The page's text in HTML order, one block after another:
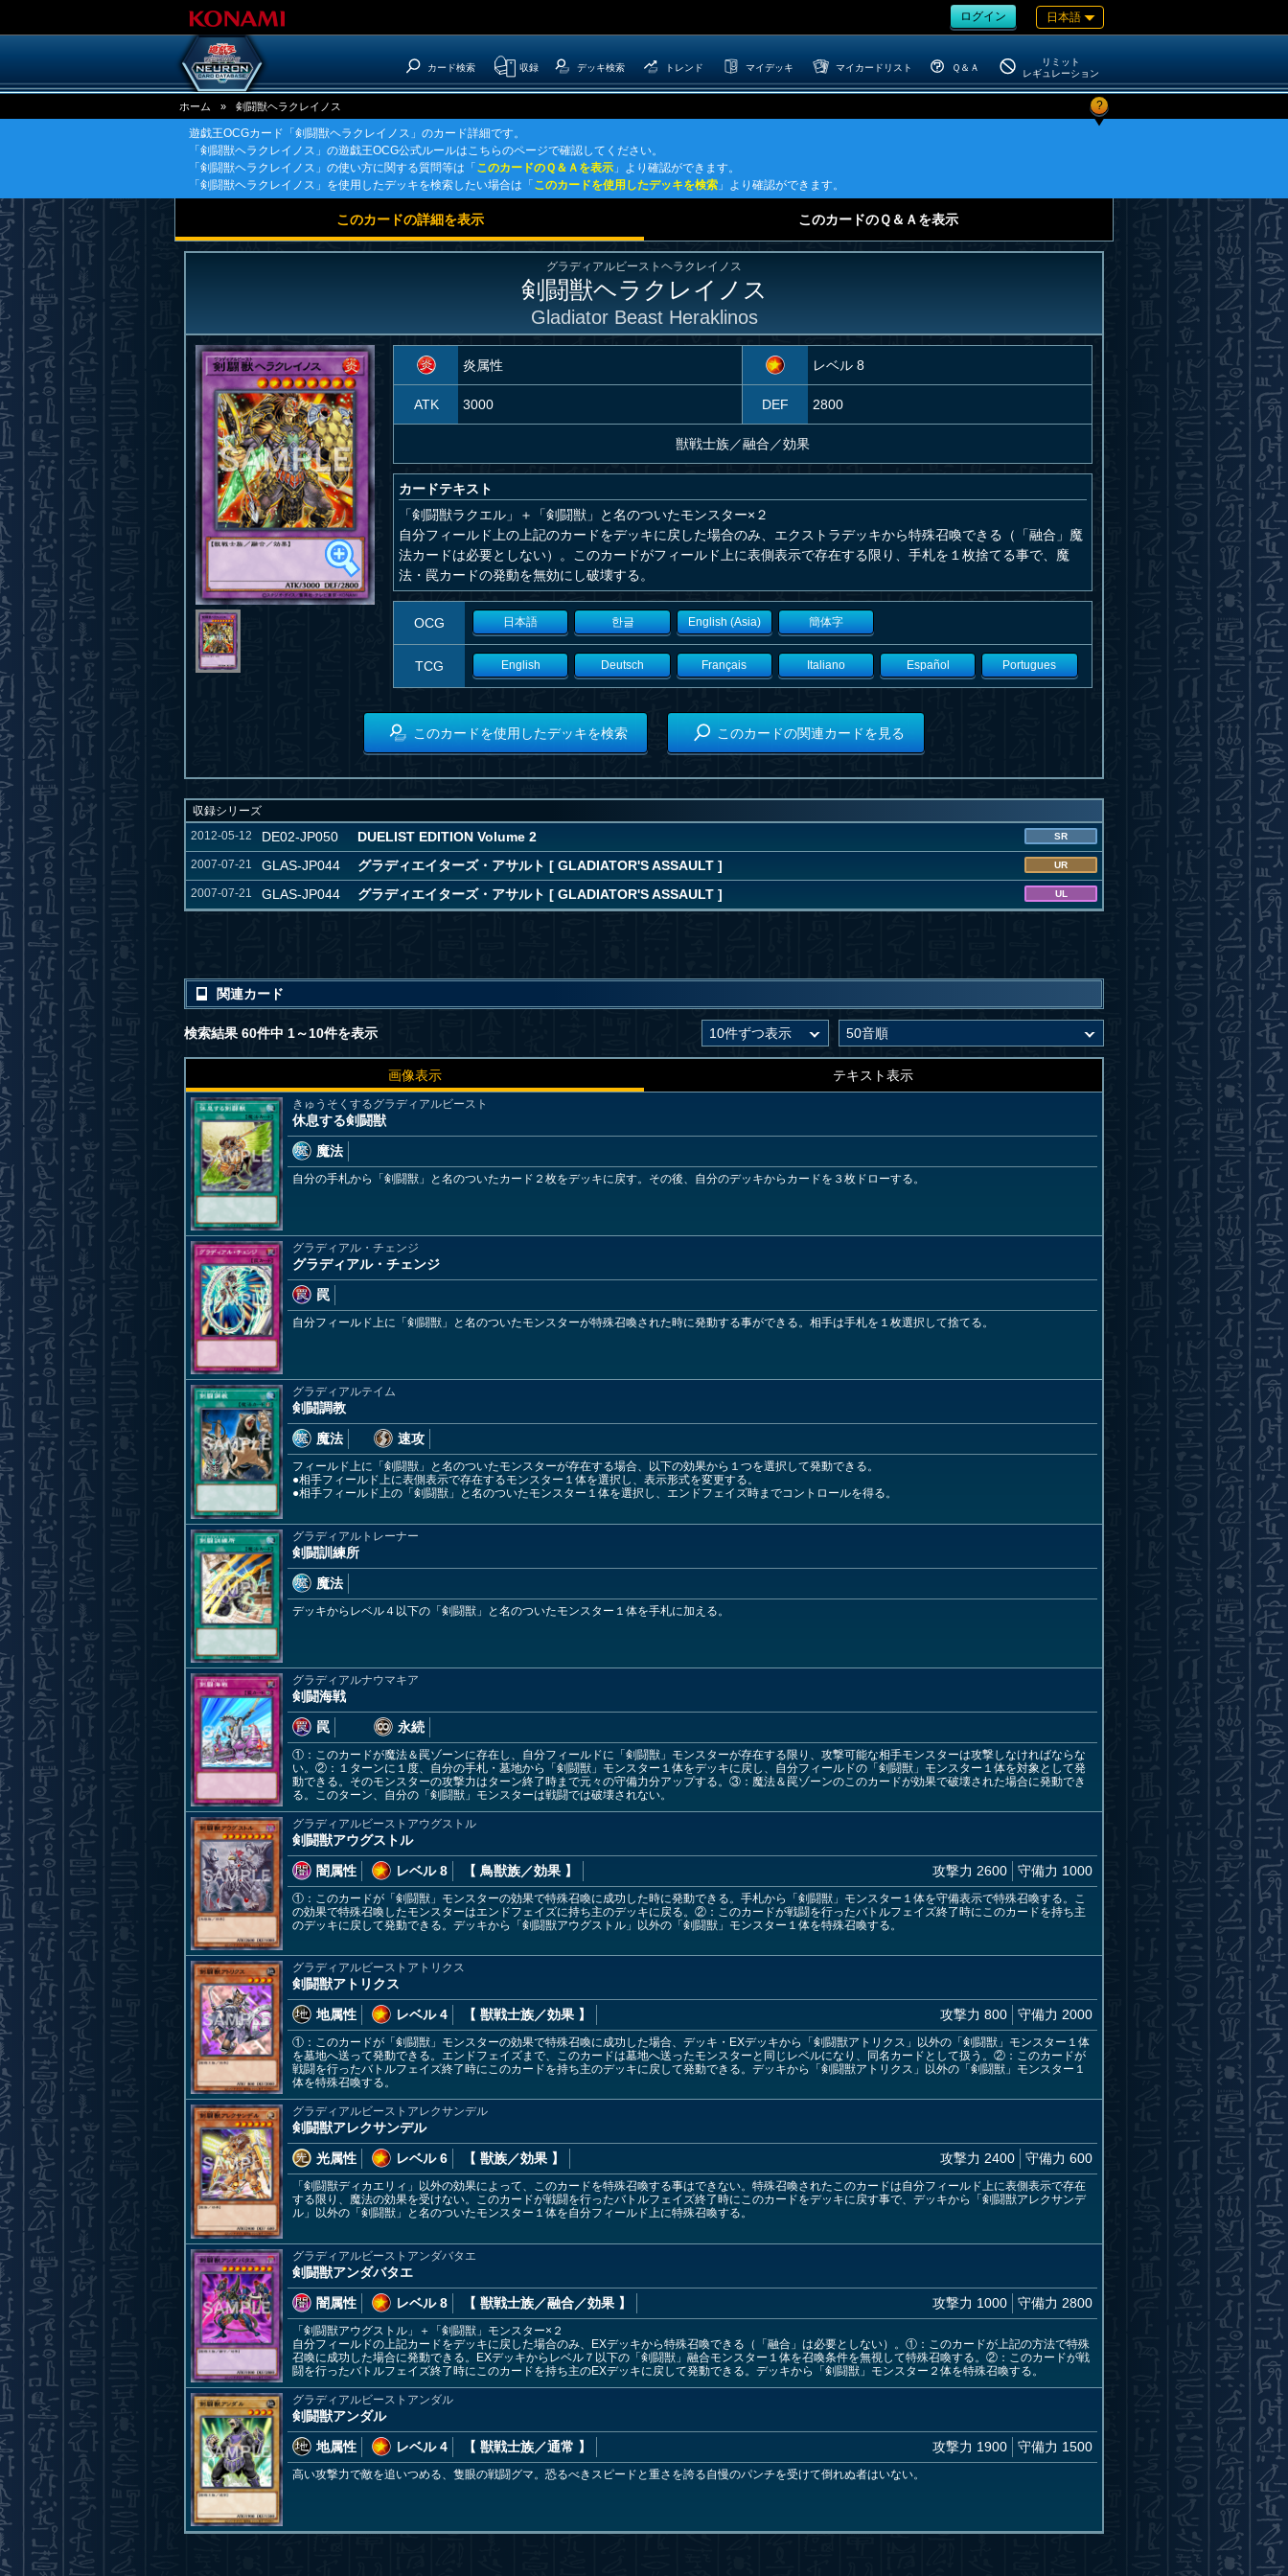
ログイン 日本語
カード検索 収録 デッキ検索 トレンド マイデッキ マイカードリスト Ｑ＆Ａ
リミット
レギュレーション
ホーム » 剣闘獣ヘラクレイノス ?
遊戯王OCGカード「剣闘獣ヘラクレイノス」のカード詳細です。
「剣闘獣ヘラクレイノス」の遊戯王OCG公式ルールはこちらのページで確認してください。
「剣闘獣ヘラクレイノス」の使い方に関する質問等は「 このカードのＱ＆Ａを表示 」より確認ができます。
「剣闘獣ヘラクレイノス」を使用したデッキを検索したい場合は「 このカードを使用したデッキを検索 」より確認ができます。
このカードの詳細を表示 このカードのＱ＆Ａを表示
グラディアルビーストヘラクレイノス
剣闘獣ヘラクレイノス
Gladiator Beast Heraklinos
炎属性 レベル 8
ATK 3000 DEF 2800
獣戦士族／融合／効果
カードテキスト
「剣闘獣ラクエル」＋「剣闘獣」と名のついたモンスター×２
自分フィールド上の上記のカードをデッキに戻した場合のみ、エクストラデッキから特殊召喚できる（「融合」魔
法カードは必要としない）。このカードがフィールド上に表側表示で存在する限り、手札を１枚捨てる事で、魔
法・罠カードの発動を無効にし破壊する。
OCG 日本語 한글 English (Asia) 簡体字
TCG English Deutsch Français Italiano Español Portugues
このカードを使用したデッキを検索 このカードの関連カードを見る
収録シリーズ
2012-05-12
DE02-JP050 DUELIST EDITION Volume 2 SR
2007-07-21 GLAS-JP044 グラディエイターズ・アサルト [ GLADIATOR'S ASSAULT ] UR
2007-07-21 GLAS-JP044 グラディエイターズ・アサルト [ GLADIATOR'S ASSAULT ] UL
関連カード
検索結果 60件中 1～10件を表示
画像表示 テキスト表示
きゅうそくするグラディアルビースト
休息する剣闘獣
魔法
自分の手札から「剣闘獣」と名のついたカード２枚をデッキに戻す。その後、自分のデッキからカードを３枚ドローする。
グラディアル・チェンジ
グラディアル・チェンジ
罠
自分フィールド上に「剣闘獣」と名のついたモンスターが特殊召喚された時に発動する事ができる。相手は手札を１枚選択して捨てる。
グラディアルテイム
剣闘調教
魔法
速攻
フィールド上に「剣闘獣」と名のついたモンスターが存在する場合、以下の効果から１つを選択して発動できる。
●相手フィールド上に表側表示で存在するモンスター１体を選択し、表示形式を変更する。
●相手フィールド上の「剣闘獣」と名のついたモンスター１体を選択し、エンドフェイズ時までコントロールを得る。
グラディアルトレーナー
剣闘訓練所
魔法
デッキからレベル４以下の「剣闘獣」と名のついたモンスター１体を手札に加える。
グラディアルナウマキア
剣闘海戦
罠
永続
①：このカードが魔法＆罠ゾーンに存在し、自分フィールドに「剣闘獣」モンスターが存在する限り、攻撃可能な相手モンスターは攻撃しなければならな
い。②：１ターンに１度、自分の手札・墓地から「剣闘獣」モンスター１体をデッキに戻し、自分フィールドの「剣闘獣」モンスター１体を対象として発
動できる。そのモンスターの攻撃力はターン終了時まで元々の守備力分アップする。③：魔法＆罠ゾーンのこのカードが効果で破壊された場合に発動でき
る。このターン、自分の「剣闘獣」モンスターは戦闘では破壊されない。
グラディアルビーストアウグストル
剣闘獣アウグストル
闇属性
レベル 8 【 鳥獣族／効果 】 攻撃力 2600 守備力 1000
①：このカードが「剣闘獣」モンスターの効果で特殊召喚に成功した時に発動できる。手札から「剣闘獣」モンスター１体を守備表示で特殊召喚する。こ
の効果で特殊召喚したモンスターはエンドフェイズに持ち主のデッキに戻る。②：このカードが戦闘を行ったバトルフェイズ終了時にこのカードを持ち主
のデッキに戻して発動できる。デッキから「剣闘獣アウグストル」以外の「剣闘獣」モンスター１体を特殊召喚する。
グラディアルビーストアトリクス
剣闘獣アトリクス
地属性
レベル 4 【 獣戦士族／効果 】 攻撃力 800 守備力 2000
①：このカードが「剣闘獣」モンスターの効果で特殊召喚に成功した場合、デッキ・EXデッキから「剣闘獣アトリクス」以外の「剣闘獣」モンスター１体
を墓地へ送って発動できる。エンドフェイズまで、このカードは墓地へ送ったモンスターと同じレベルになり、同名カードとして扱う。②：このカードが
戦闘を行ったバトルフェイズ終了時にこのカードを持ち主のデッキに戻して発動できる。デッキから「剣闘獣アトリクス」以外の「剣闘獣」モンスター１
体を特殊召喚する。
グラディアルビーストアレクサンデル
剣闘獣アレクサンデル
光属性
レベル 6 【 獣族／効果 】 攻撃力 2400 守備力 600
「剣闘獣ディカエリィ」以外の効果によって、このカードを特殊召喚する事はできない。特殊召喚されたこのカードは自分フィールド上に表側表示で存在
する限り、魔法の効果を受けない。このカードが戦闘を行ったバトルフェイズ終了時にこのカードをデッキに戻す事で、デッキから「剣闘獣アレクサンデ
ル」以外の「剣闘獣」と名のついたモンスター１体を自分フィールド上に特殊召喚する。
グラディアルビーストアンダバタエ
剣闘獣アンダバタエ
闇属性
レベル 8 【 獣戦士族／融合／効果 】 攻撃力 1000 守備力 2800
「剣闘獣アウグストル」＋「剣闘獣」モンスター×２
自分フィールドの上記カードをデッキに戻した場合のみ、EXデッキから特殊召喚できる（「融合」は必要としない）。①：このカードが上記の方法で特殊
召喚に成功した場合に発動できる。EXデッキからレベル７以下の「剣闘獣」融合モンスター１体を召喚条件を無視して特殊召喚する。②：このカードが戦
闘を行ったバトルフェイズ終了時にこのカードを持ち主のEXデッキに戻して発動できる。デッキから「剣闘獣」モンスター２体を特殊召喚する。
グラディアルビーストアンダル
剣闘獣アンダル
地属性
レベル 4 【 獣戦士族／通常 】 攻撃力 1900 守備力 1500
高い攻撃力で敵を追いつめる、隻眼の戦闘グマ。恐るべきスピードと重さを誇る自慢のパンチを受けて倒れぬ者はいない。